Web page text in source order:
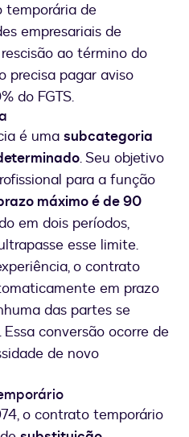
temporária de
empresariais de
ao término do
precisa pagar aviso
do FGTS.
é uma subcategoria
. Seu objetivo
para a função
máximo é de 90
em dois períodos,
esse limite.
o contrato
em prazo
das partes se
conversão ocorre de
de novo
o contrato temporário